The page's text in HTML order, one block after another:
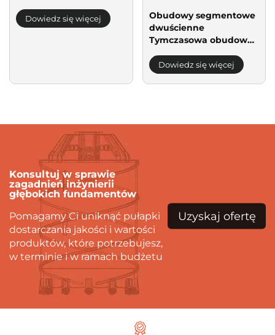
Obrotowa Do Palec
Fundamentowych Rury
Dowiedz się więcej
Obudowy segmentowe
dwuścienne
Tymczasowa obudowa
odkładanych
Dowiedz się więcej
Konsultuj w sprawie
zagadnień inżynierii
głębokich fundamentów
Pomagamy Ci uniknąć pułapki
dostarczania jakości i wartości
produktów, które potrzebujesz,
w terminie i w ramach budżetu
Uzyskaj ofertę